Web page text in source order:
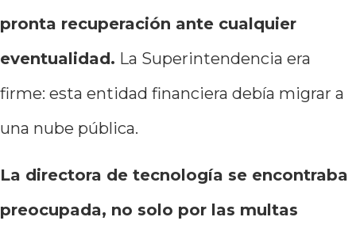
pronta recuperación ante cualquier
eventualidad. La Superintendencia era
firme: esta entidad financiera debía migrar a
una nube pública.
La directora de tecnología se encontraba
preocupada, no solo por las multas